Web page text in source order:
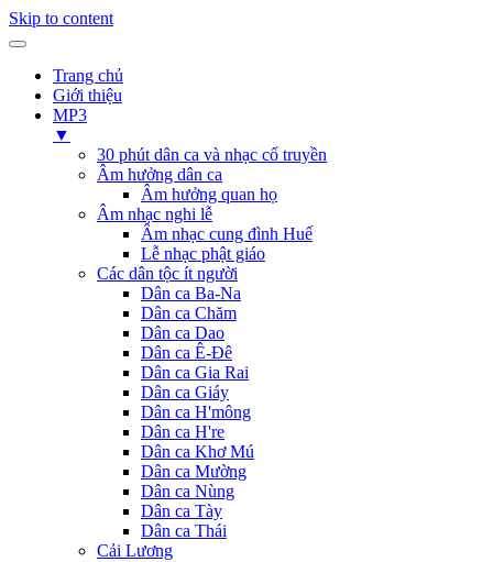
Skip to content
Trang chủ
Giới thiệu
MP3
▼
30 phút dân ca và nhạc cổ truyền
Âm hưởng dân ca
Âm hưởng quan họ
Âm nhạc nghi lễ
Âm nhạc cung đình Huế
Lễ nhạc phật giáo
Các dân tộc ít người
Dân ca Ba-Na
Dân ca Chăm
Dân ca Dao
Dân ca Ê-Đê
Dân ca Gia Rai
Dân ca Giáy
Dân ca H'mông
Dân ca H're
Dân ca Khơ Mú
Dân ca Mường
Dân ca Nùng
Dân ca Tày
Dân ca Thái
Cải Lương